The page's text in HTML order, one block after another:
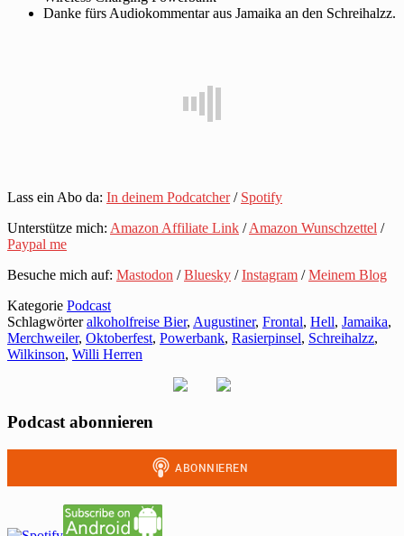
Danke fürs Audiokommentar aus Jamaika an den Schreihalzz.
Lass ein Abo da: In deinem Podcatcher/ Spotify
Unterstütze mich: Amazon Affiliate Link /Amazon Wunschzettel /
Paypal me
Besuche mich auf: Mastodon /Bluesky /Instagram /Meinem Blog
Kategorie Podcast
Schlagwörteralkoholfreise Bier, Augustiner, Frontal, Hell, Jamaika,
Merchweiler, Oktoberfest, Powerbank, Rasierpinsel, Schreihalzz,
Wilkinson, Willi Herren
Podcast abonnieren